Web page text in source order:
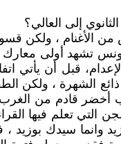
إلى العالي؟
من الأغنام ، ولكن
تونس تشهد أولى
الإعدام، قبل أن
الشهرة ، ولكن
أخضر قادم من الغرب
التي تعلم فيها
وانما سيدك